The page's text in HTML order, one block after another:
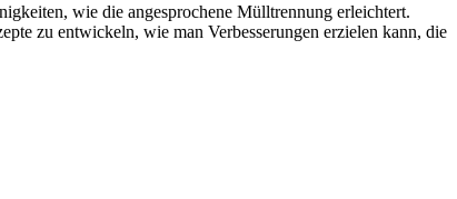
wie die angesprochene Mülltrennung erleichtert.
zu entwickeln, wie man Verbesserungen erzielen kann, die